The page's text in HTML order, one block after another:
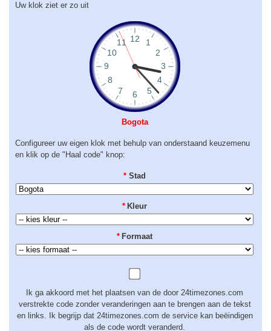
Uw klok ziet er zo uit
Bogota
Configureer uw eigen klok met behulp van onderstaand keuzemenu
en klik op de "Haal code" knop:
* Stad
* Kleur
* Formaat
Ik ga akkoord met het plaatsen van de door 24timezones.com
verstrekte code zonder veranderingen aan te brengen aan de tekst
en links. Ik begrijp dat 24timezones.com de service kan beëindigen
als de code wordt veranderd.